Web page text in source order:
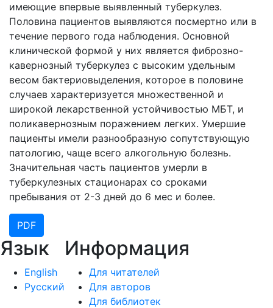
имеющие впервые выявленный туберкулез.
Половина пациентов выявляются посмертно или в
течение первого года наблюдения. Основной
клинической формой у них является фиброзно-
кавернозный туберкулез с высоким удельным
весом бактериовыделения, которое в половине
случаев характеризуется множественной и
широкой лекарственной устойчивостью МБТ, и
поликавернозным поражением легких. Умершие
пациенты имели разнообразную сопутствующую
патологию, чаще всего алкогольную болезнь.
Значительная часть пациентов умерли в
туберкулезных стационарах со сроками
пребывания от 2-3 дней до 6 мес и более.
PDF
Язык
English
Русский
Информация
Для читателей
Для авторов
Для библиотек